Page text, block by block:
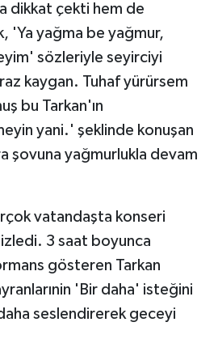
dikkat çekti hem de
'Ya yağma be yağmur,
sözleriyle seyirciyi
kaygan. Tuhaf yürürsem
bu Tarkan'ın
yani.' şeklinde konuşan
şovuna yağmurlukla devam
vatandaşta konseri
3 saat boyunca
gösteren Tarkan
'Bir daha' isteğini
daha seslendirerek geceyi